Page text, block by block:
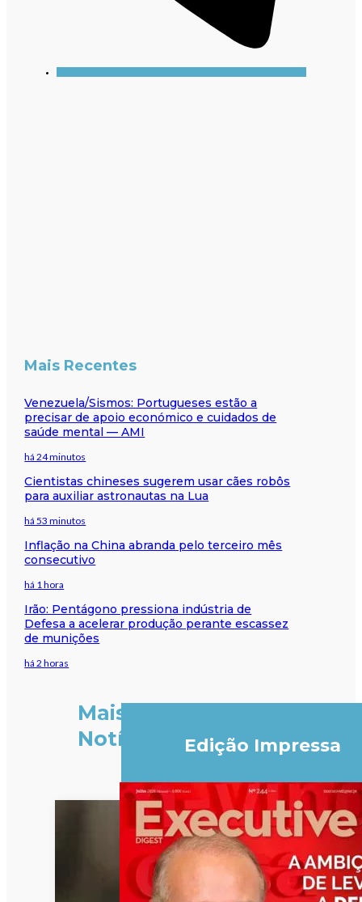
Mais Recentes
Venezuela/Sismos: Portugueses estão a
precisar de apoio económico e cuidados de
saúde mental — AMI
há 24 minutos
Cientistas chineses sugerem usar cães robôs
para auxiliar astronautas na Lua
há 53 minutos
Inflação na China abranda pelo terceiro mês
consecutivo
há 1 hora
Irão: Pentágono pressiona indústria de
Defesa a acelerar produção perante escassez
de munições
há 2 horas
Mais
Notícias
Edição Impressa